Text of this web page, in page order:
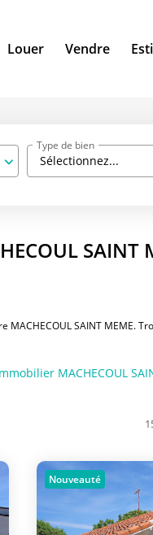
Louer Vendre
Sélectionnez...
Type de bien
SAINT
SAINT MEME.
MACHECOUL
Nouveauté